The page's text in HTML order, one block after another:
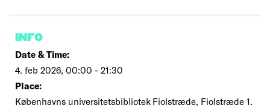
INFO
Date & Time:
4. feb 2026, 00:00 - 21:30
Place:
Københavns universitetsbibliotek Fiolstræde, Fiolstræde 1.